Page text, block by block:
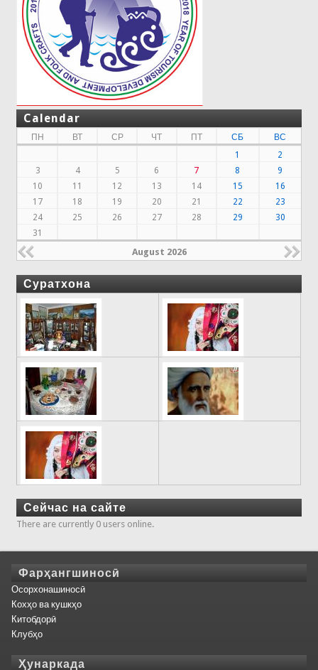
Calendar
ПН ВТ СР ЧТ ПТ СБ
ВС
1
2
3
4 5 6 7 8
9
10
11 12 13 14 15
16
17
18 19 20 21 22
23
24
25 26 27 28 29
30
31
August 2026
Суратхона
Сейчас на сайте
There are currently 0 users online.
Фарҳангшиносӣ
Осорхонашиносӣ
Кохҳо ва кушкҳо
Китобдорӣ
Клубҳо
Ҳунаркада